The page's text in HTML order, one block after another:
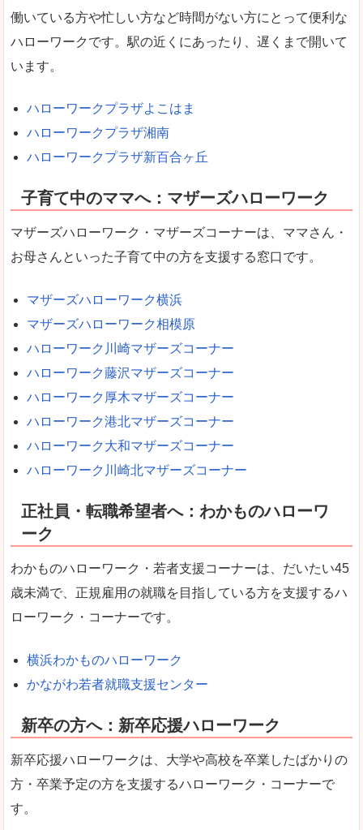
働いている方や忙しい方など時間がない方にとって便利な
ハローワークです。駅の近くにあったり、遅くまで開いて
います。
ハローワークプラザよこはま
ハローワークプラザ湘南
ハローワークプラザ新百合ヶ丘
子育て中のママへ：マザーズハローワーク
マザーズハローワーク・マザーズコーナーは、ママさん・
お母さんといった子育て中の方を支援する窓口です。
マザーズハローワーク横浜
マザーズハローワーク相模原
ハローワーク川崎マザーズコーナー
ハローワーク藤沢マザーズコーナー
ハローワーク厚木マザーズコーナー
ハローワーク港北マザーズコーナー
ハローワーク大和マザーズコーナー
ハローワーク川崎北マザーズコーナー
正社員・転職希望者へ：わかものハローワ
ーク
わかものハローワーク・若者支援コーナーは、だいたい45
歳未満で、正規雇用の就職を目指している方を支援するハ
ローワーク・コーナーです。
横浜わかものハローワーク
かながわ若者就職支援センター
新卒の方へ：新卒応援ハローワーク
新卒応援ハローワークは、大学や高校を卒業したばかりの
方・卒業予定の方を支援するハローワーク・コーナーで
す。